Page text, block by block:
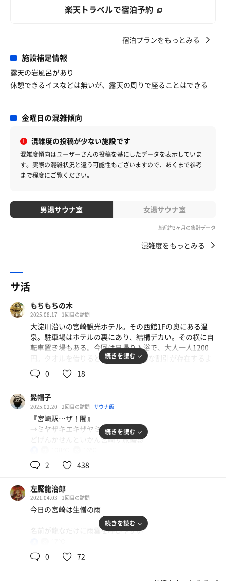
楽天トラベルで宿泊予約
宿泊プランをもっとみる
施設補足情報
露天の岩風呂があり
休憩できるイスなどは無いが、露天の周りで座ることはできる
金曜日の混雑傾向
混雑度の投稿が少ない施設です
混雑度傾向はユーザーさんの投稿を基にしたデータを表示していま
す。 実際の混雑状況と違う可能性もございますので、あくまで参考
まで程度にご覧ください。
男湯サウナ室 女湯サウナ室
直近約3ヶ月の集計データ
混雑度をもっとみる
サ活
もちもちの木
2025.08.17 1回目の訪問
大淀川沿いの宮崎観光ホテル。その西館1Fの奥にある温
泉。駐車場はホテルの裏にあり、結構デカい。その横に自
転車置き場もある。今回は日帰り入浴で、大人一人1200
円。タオルを借りると150円。いろんな割引が存在するよ
うだが、該当はしなそうかなという感じ。ただ次回（1ヶ
月後まで）使える500円引き券をくれた。のれんをくぐっ
受付に渡す。脱衣所に行くと鍵付きロッカーは貴重品用の
みで基本は信頼にもとづくカゴタイプ。広さとしては、ホ
テルの大浴場としては広い方じゃないかな。床は木目でマ
ットなどはほぼなし。ちゃんと体を拭いてから上がろう。
い場がある。左奥から露天風呂に行ける。露天風呂は温泉
い。露天風呂はそれよりは若干温度低め。遊離成分が700
mg/1 kgくらいあり、少しとろみを感じる。いい湯だ。蒸
発残留物も10 g超えとはなかなかのもの。というのはさて
おき、サウナへ。暗めのオレンジでテレビなし。110度く
らいの高温で湿度もなかなか良い。ほんのり熱い木の香
14度とのことで冷ためだが、高温サウナとマッチ。いわゆ
続きを読む
0 18
髭帽子
2025.02.20 2回目の訪問 サウナ飯
『宮崎駅…ザ！闇』
→ミヤザキエキザヤミ←
どげんかせんといかん宮崎サ旅編⑤
「ゆらゆら帝国で考え中」
だいたい夜は独りで
家の中でろくでもない事
考えてるあいだに終わっちゃうね 何時電話しても
鳴ってるから聞こえねえよ
続きを読む
2 438
左魘龍治郎
2021.04.03 1回目の訪問
今日の宮崎は生憎の雨
名前が龍なだけに雨雲を呼びやすい
特にイベント時に雨が降る。
続きを読む
0 72